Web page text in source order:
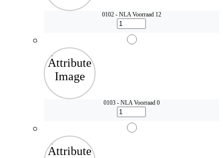
0102 - NLAVoorraad 12
0103 - NLAVoorraad 0